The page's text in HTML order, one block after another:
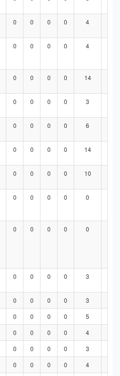
0 0 0 0 4
0 0 0 0 4
0 0 0 0 14
0 0 0 0 3
0 0 0 0 6
0 0 0 0 14
0 0 0 0 10
0 0 0 0 0
0 0 0 0 0
0 0 0 0 3
0 0 0 0 3
0 0 0 0 5
0 0 0 0 4
0 0 0 0 3
0 0 0 0 4